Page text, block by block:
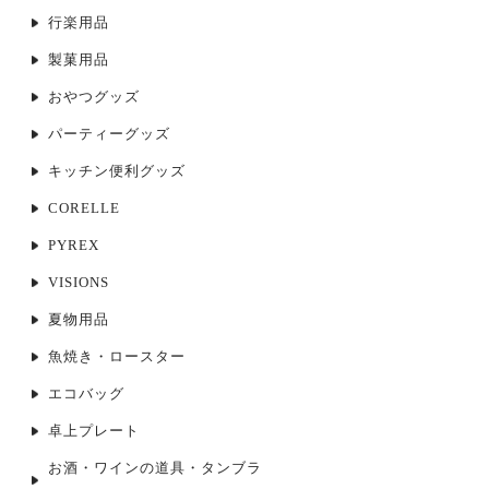
行楽用品
製菓用品
おやつグッズ
パーティーグッズ
キッチン便利グッズ
CORELLE
PYREX
VISIONS
夏物用品
魚焼き・ロースター
エコバッグ
卓上プレート
お酒・ワインの道具・タンブラ